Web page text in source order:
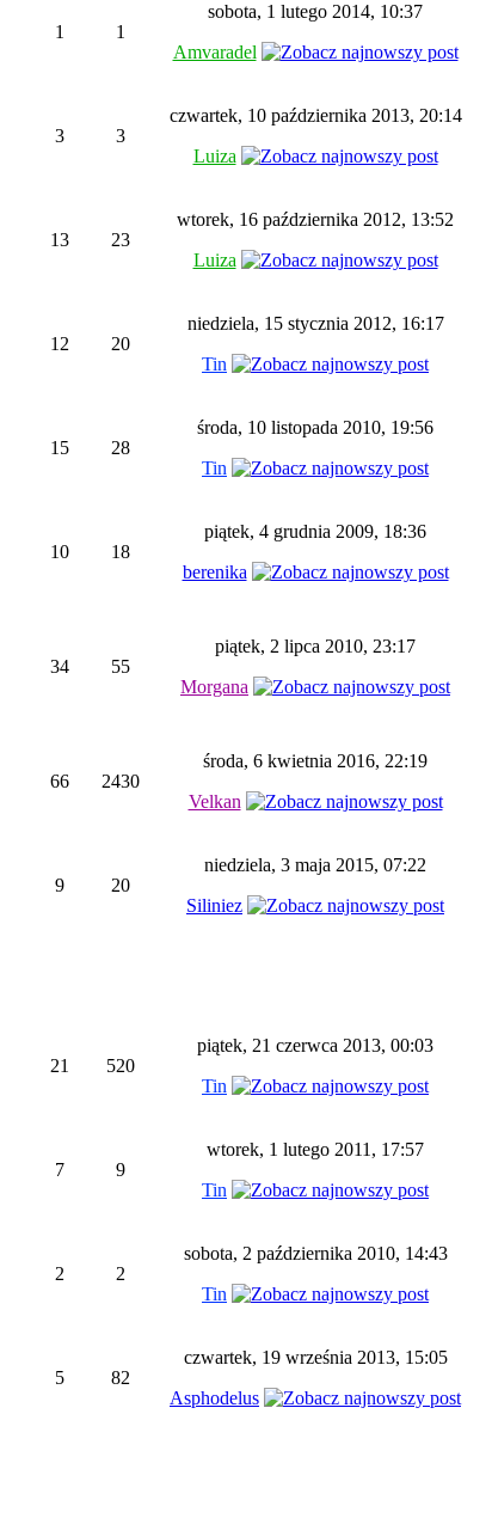
1 1
sobota, 1 lutego 2014, 10:37
Amvaradel
3 3
czwartek, 10 października 2013, 20:14
Luiza
13 23
wtorek, 16 października 2012, 13:52
Luiza
12 20
niedziela, 15 stycznia 2012, 16:17
Tin
15 28
środa, 10 listopada 2010, 19:56
Tin
10 18
piątek, 4 grudnia 2009, 18:36
berenika
34 55
piątek, 2 lipca 2010, 23:17
Morgana
66 2430
środa, 6 kwietnia 2016, 22:19
Velkan
9 20
niedziela, 3 maja 2015, 07:22
Siliniez
21 520
piątek, 21 czerwca 2013, 00:03
Tin
7 9
wtorek, 1 lutego 2011, 17:57
Tin
2 2
sobota, 2 października 2010, 14:43
Tin
5 82
czwartek, 19 września 2013, 15:05
Asphodelus